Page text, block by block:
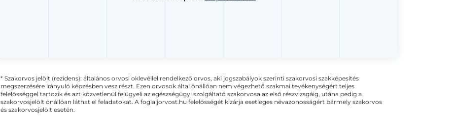
* Szakorvos jelölt (rezidens): általános orvosi oklevéllel rendelkező orvos, aki jogszabályok szerinti szakorvosi szakképesítés
megszerzésére irányuló képzésben vesz részt. Ezen orvosok által önállóan nem végezhető szakmai tevékenységért teljes
felelősséggel tartozik és azt közvetlenül felügyeli az egészségügyi szolgáltató szakorvosa az első részvizsgáig, utána pedig a
szakorvosjelölt önállóan láthat el feladatokat. A foglaljorvost.hu felelősségét kizárja esetleges névazonosságért bármely szakorvos
és szakorvosjelölt esetén.